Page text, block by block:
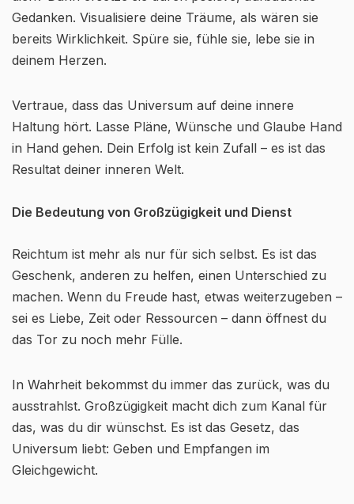
Gedanken. Visualisiere deine Träume, als wären sie
bereits Wirklichkeit. Spüre sie, fühle sie, lebe sie in
deinem Herzen.
Vertraue, dass das Universum auf deine innere
Haltung hört. Lasse Pläne, Wünsche und Glaube Hand
in Hand gehen. Dein Erfolg ist kein Zufall – es ist das
Resultat deiner inneren Welt.
Die Bedeutung von Großzügigkeit und Dienst
Reichtum ist mehr als nur für sich selbst. Es ist das
Geschenk, anderen zu helfen, einen Unterschied zu
machen. Wenn du Freude hast, etwas weiterzugeben –
sei es Liebe, Zeit oder Ressourcen – dann öffnest du
das Tor zu noch mehr Fülle.
In Wahrheit bekommst du immer das zurück, was du
ausstrahlst. Großzügigkeit macht dich zum Kanal für
das, was du dir wünschst. Es ist das Gesetz, das
Universum liebt: Geben und Empfangen im
Gleichgewicht.